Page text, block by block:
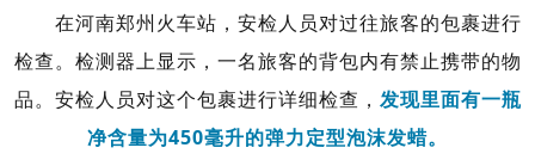
在河南郑州火车站，安检人员对过往旅客的包裹进行
检查。检测器上显示，一名旅客的背包内有禁止携带的物
品。安检人员对这个包裹进行详细检查， 发现里面有一瓶
净含量为450毫升的弹力定型泡沫发蜡。